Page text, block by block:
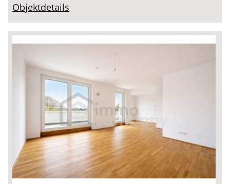
Objektdetails